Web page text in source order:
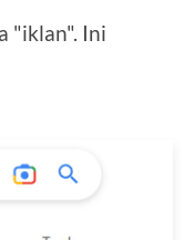
"iklan". Ini